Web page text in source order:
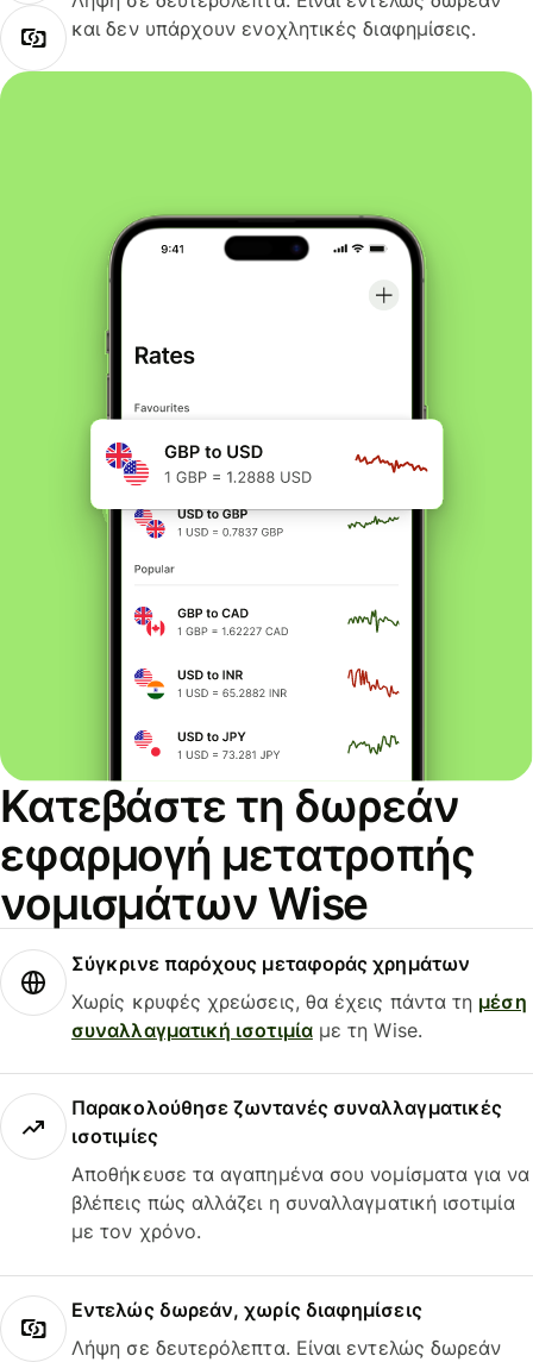
και δεν υπάρχουν ενοχλητικές διαφημίσεις.
Κατεβάστε τη δωρεάν
εφαρμογή μετατροπής
νομισμάτων Wise
Σύγκρινε παρόχους μεταφοράς χρημάτων
Χωρίς κρυφές χρεώσεις, θα έχεις πάντα τη μέση
συναλλαγματική ισοτιμίαμε τη Wise.
Παρακολούθησε ζωντανές συναλλαγματικές
ισοτιμίες
Αποθήκευσε τα αγαπημένα σου νομίσματα για να
βλέπεις πώς αλλάζει η συναλλαγματική ισοτιμία
με τον χρόνο.
Εντελώς δωρεάν, χωρίς διαφημίσεις
Λήψη σε δευτερόλεπτα. Είναι εντελώς δωρεάν